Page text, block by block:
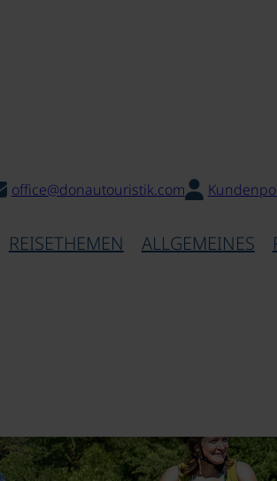
office@donautouristik.com
REISETHEMEN ALLGEMEINES